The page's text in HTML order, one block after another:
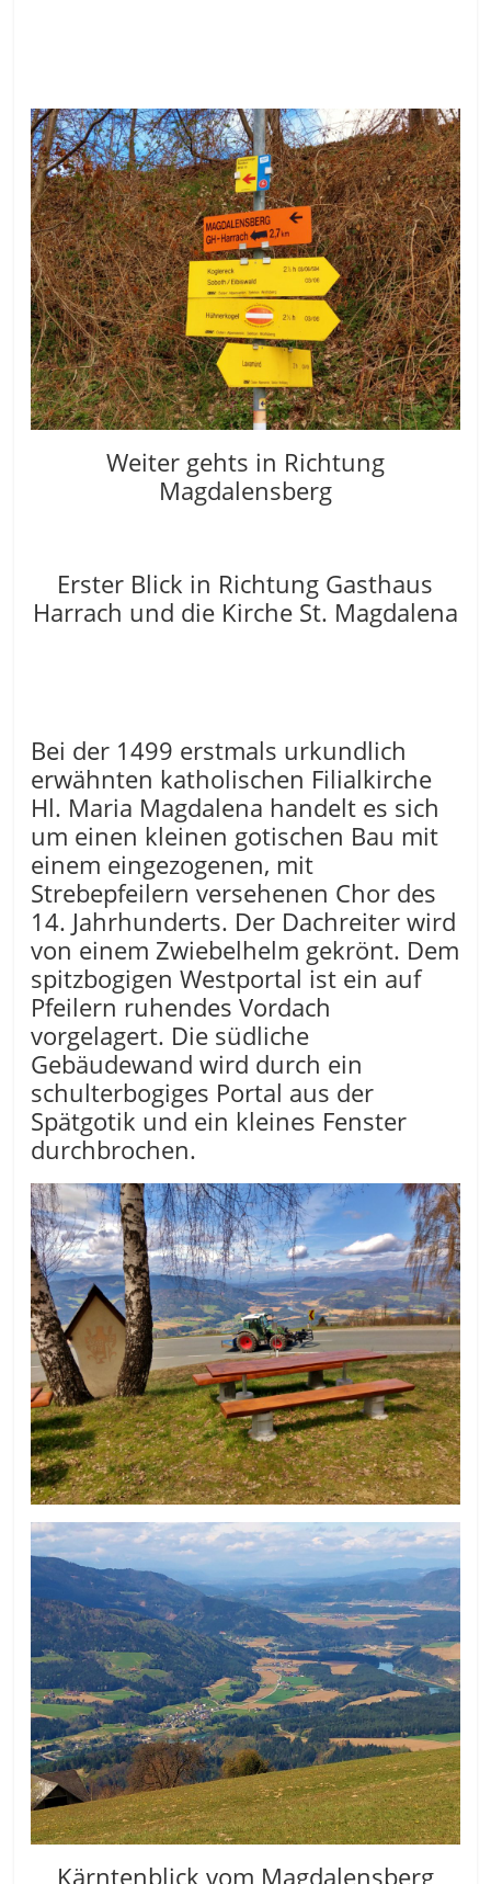
Weiter gehts in Richtung
Magdalensberg
Erster Blick in Richtung Gasthaus
Harrach und die Kirche St. Magdalena
Bei der 1499 erstmals urkundlich
erwähnten katholischen Filialkirche
Hl. Maria Magdalena handelt es sich
um einen kleinen gotischen Bau mit
einem eingezogenen, mit
Strebepfeilern versehenen Chor des
14. Jahrhunderts. Der Dachreiter wird
von einem Zwiebelhelm gekrönt. Dem
spitzbogigen Westportal ist ein auf
Pfeilern ruhendes Vordach
vorgelagert. Die südliche
Gebäudewand wird durch ein
schulterbogiges Portal aus der
Spätgotik und ein kleines Fenster
durchbrochen.
Kärntenblick vom Magdalensberg